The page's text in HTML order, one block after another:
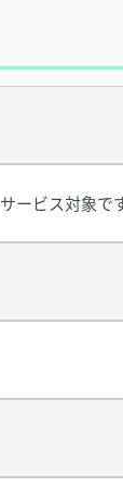
ービス対象で